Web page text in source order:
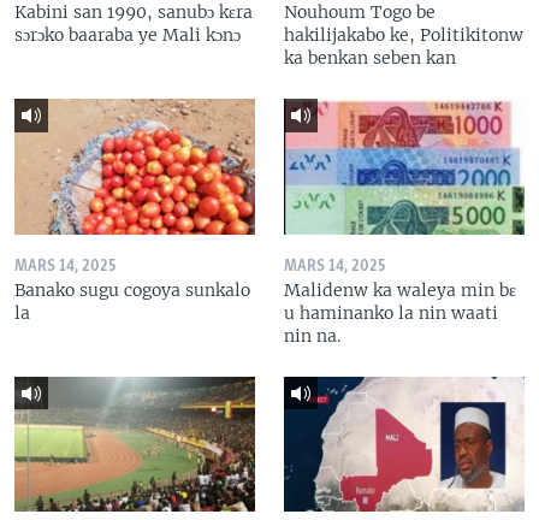
Kabini san 1990, sanubɔ kɛra
sɔrɔko baaraba ye Mali kɔnɔ
Nouhoum Togo be
hakilijakabo ke, Politikitonw
ka benkan seben kan
MARS 14, 2025
Banako sugu cogoya sunkalo
la
MARS 14, 2025
Malidenw ka waleya min bɛ
u haminanko la nin waati
nin na.